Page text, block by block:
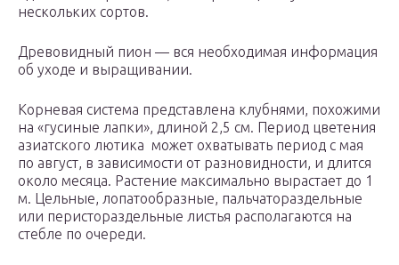
нескольких сортов.
Древовидный пион — вся необходимая информация
об уходе и выращивании.
Корневая система представлена клубнями, похожими
на «гусиные лапки», длиной 2,5 см. Период цветения
азиатского лютика может охватывать период с мая
по август, в зависимости от разновидности, и длится
около месяца. Растение максимально вырастает до 1
м. Цельные, лопатообразные, пальчатораздельные
или перистораздельные листья располагаются на
стебле по очереди.